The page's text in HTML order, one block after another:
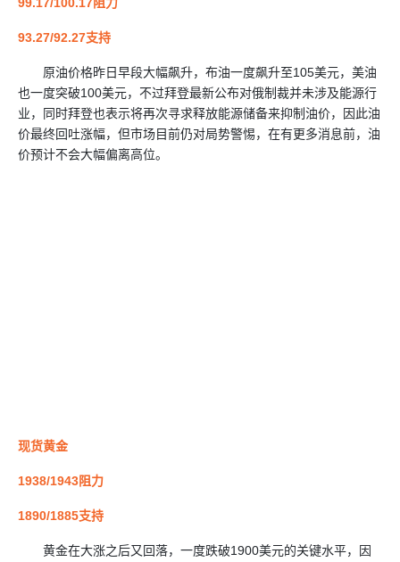
93.27/92.27支持
原油价格昨日早段大幅飙升，布油一度飙升至105美元，美油
也一度突破100美元，不过拜登最新公布对俄制裁并未涉及能源行
业，同时拜登也表示将再次寻求释放能源储备来抑制油价，因此油
价最终回吐涨幅，但市场目前仍对局势警惕，在有更多消息前，油
价预计不会大幅偏离高位。
现货黄金
1938/1943阻力
1890/1885支持
黄金在大涨之后又回落，一度跌破1900美元的关键水平，因